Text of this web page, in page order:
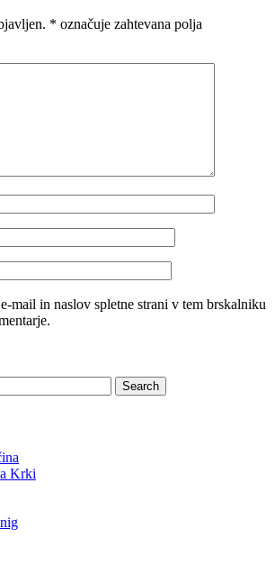
* označuje zahtevana polja
mail in naslov spletne strani v tem brskalniku
Search
Krki